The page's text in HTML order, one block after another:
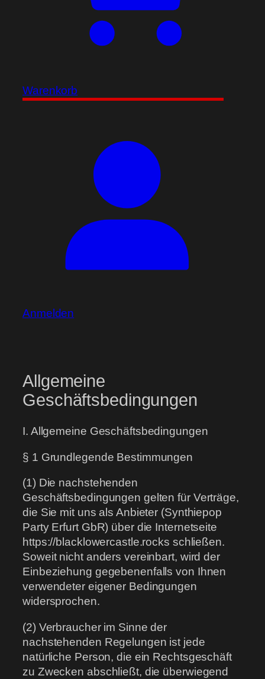
Warenkorb
Anmelden
Allgemeine
Geschäftsbedingungen
I. Allgemeine Geschäftsbedingungen
§ 1 Grundlegende Bestimmungen
(1) Die nachstehenden
Geschäftsbedingungen gelten für Verträge,
die Sie mit uns als Anbieter (Synthiepop
Party Erfurt GbR) über die Internetseite
https://blacklowercastle.rocks schließen.
Soweit nicht anders vereinbart, wird der
Einbeziehung gegebenenfalls von Ihnen
verwendeter eigener Bedingungen
widersprochen.
(2) Verbraucher im Sinne der
nachstehenden Regelungen ist jede
natürliche Person, die ein Rechtsgeschäft
zu Zwecken abschließt, die überwiegend